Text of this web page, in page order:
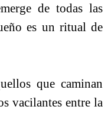
de todas las
es un ritual de
que caminan
vacilantes entre la